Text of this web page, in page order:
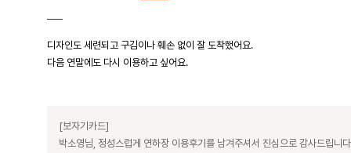
디자인도 세련되고 구김이나 훼손 없이 잘 도착했어요.
다음 연말에도 다시 이용하고 싶어요.
[보자기카드]
박소영님, 정성스럽게 연하장 이용후기를 남겨주셔서 진심으로 감사드립니